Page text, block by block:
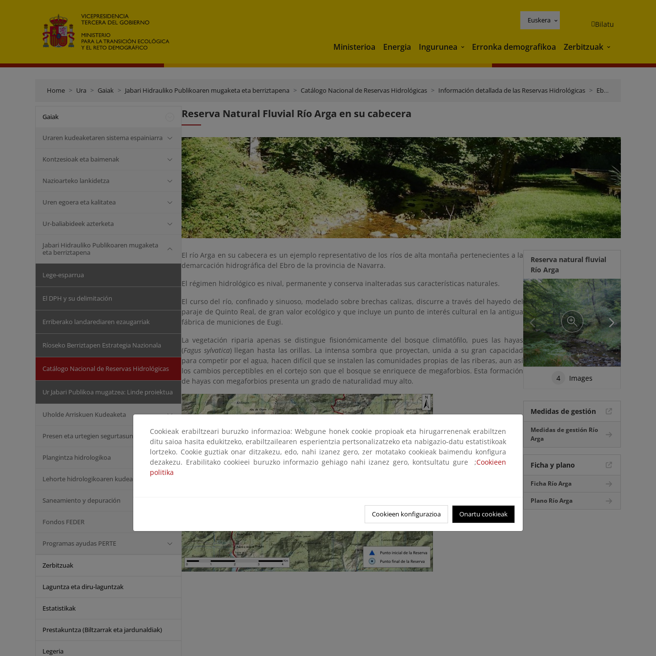
Euskera Bilatu
Ministerioa Energia Ingurunea Ingurunea
Erronka demografikoa Zerbitzuak Zerbitzuak
Home Ura Gaiak Jabari Hidrauliko Publikoaren mugaketa eta berriztapena Catálogo Nacional de Reservas Hidrológicas Información detallada de las Reservas Hidrológicas Ebro
Gaiak
Uraren kudeaketaren sistema espainiarra
Kontzesioak eta baimenak
Nazioarteko lankidetza
Uren egoera eta kalitatea
Ur-baliabideek azterketa
Jabari Hidrauliko Publikoaren mugaketa
eta berriztapena
Lege-esparrua
El DPH y su delimitación
Erriberako landarediaren ezaugarriak
Ríoseko Berriztapen Estrategia Nazionala
Catálogo Nacional de Reservas Hidrológicas
Ur Jabari Publikoa mugatzea: Linde proiektua
Uholde Arriskuen Kudeaketa
Presen eta urtegien segurtasuna
Plangintza hidrologikoa
Lehorte hidrologikoaren kudeaketa
Saneamiento y depuración
Fondos FEDER
Programas ayudas PERTE
Zerbitzuak
Laguntza eta diru-laguntzak
Estatistikak
Prestakuntza (Biltzarrak eta jardunaldiak)
Legeria
Reserva Natural Fluvial Río Arga en su cabecera
El río Arga en su cabecera es un ejemplo representativo de los ríos de alta montaña pertenecientes a la
demarcación hidrográfica del Ebro de la provincia de Navarra.
El régimen hidrológico es nival, permanente y conserva inalteradas sus características naturales.
El curso del río, confinado y sinuoso, modelado sobre brechas calizas, discurre a través del hayedo del
paraje de Quinto Real, de gran valor ecológico y que incluye un punto de interés cultural en la antigua
fábrica de municiones de Eugi.
La vegetación riparia apenas se distingue fisionómicamente del bosque climatófilo, pues las hayas
(Fagus sylvatica) llegan hasta las orillas. La intensa sombra que proyectan, unida a su gran capacidad
para competir por el agua, hacen difícil que se instalen las comunidades propias de las riberas, aun así
los cambios perceptibles en el cortejo son que el bosque se enriquece de megaforbios. Esta formación
de hayas con megaforbios presenta un grado de naturalidad muy alto.
Reserva natural fluvial
Río Arga
4 Images
Medidas de gestión
Medidas de gestión Río
Arga
Ficha y plano
Ficha Río Arga
Plano Río Arga
Cookieak erabiltzeari buruzko informazioa: Webgune honek cookie propioak eta hirugarrenenak erabiltzen
ditu saioa hasita edukitzeko, erabiltzailearen esperientzia pertsonalizatzeko eta nabigazio-datu estatistikoak
lortzeko. Cookie guztiak onar ditzakezu, edo, nahi izanez gero, zer motatako cookieak baimendu konfigura
dezakezu. Erabilitako cookieei buruzko informazio gehiago nahi izanez gero, kontsultatu gure ;Cookieen
politika
Cookieen konfigurazioa Onartu cookieak